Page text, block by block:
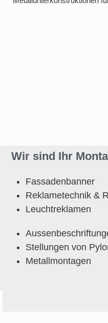
Wir sind Ihr
Fassadenbanner
Reklametechnik &
Leuchtreklamen
Stellungen von
Metallmontagen